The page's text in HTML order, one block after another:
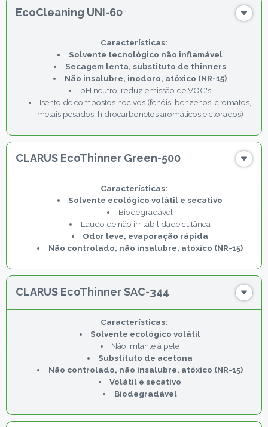
EcoCleaning UNI-60
Solvente tecnológico não inflamável
Secagem lenta, substituto de thinners
Não insalubre, inodoro, atóxico (NR-15)
pH neutro, reduz emissão de VOC's
Isento de compostos nocivos (fenóis, benzenos, cromatos,
metais pesados, hidrocarbonetos aromáticos e clorados)
CLARUS EcoThinner Green-500
Solvente ecológico volátil e secativo
Biodegradável
Laudo de não irritabilidade cutânea
Odor leve, evaporação rápida
Não controlado, não insalubre, atóxico (NR-15)
CLARUS EcoThinner SAC-344
Solvente ecológico volátil
Não irritante à pele
Substituto de acetona
Não controlado, não insalubre, atóxico (NR-15)
Volátil e secativo
Biodegradável